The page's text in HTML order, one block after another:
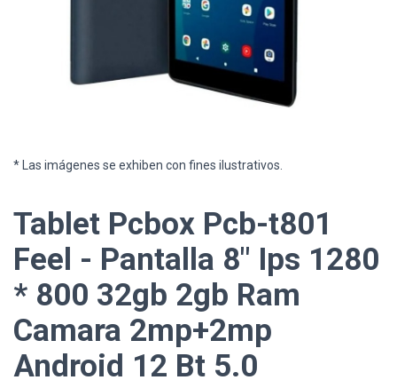
* Las imágenes se exhiben con fines ilustrativos.
Tablet Pcbox Pcb-t801
Feel - Pantalla 8" Ips 1280
* 800 32gb 2gb Ram
Camara 2mp+2mp
Android 12 Bt 5.0